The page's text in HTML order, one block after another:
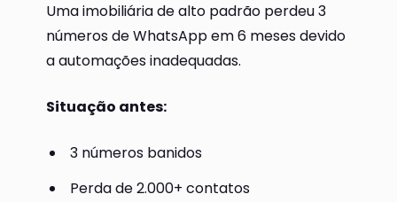
Uma imobiliária de alto padrão perdeu 3
números de WhatsApp em 6 meses devido
a automações inadequadas.
Situação antes:
3 números banidos
Perda de 2.000+ contatos